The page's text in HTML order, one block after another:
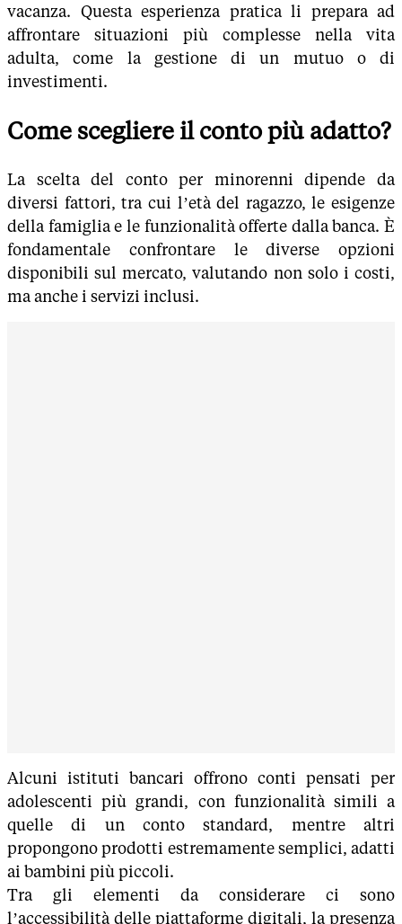
vacanza. Questa esperienza pratica li prepara ad
affrontare situazioni più complesse nella vita
adulta, come la gestione di un mutuo o di
investimenti.
Come scegliere il conto più adatto?
La scelta del conto per minorenni dipende da
diversi fattori, tra cui l’età del ragazzo, le esigenze
della famiglia e le funzionalità offerte dalla banca. È
fondamentale confrontare le diverse opzioni
disponibili sul mercato, valutando non solo i costi,
ma anche i servizi inclusi.
Alcuni istituti bancari offrono conti pensati per
adolescenti più grandi, con funzionalità simili a
quelle di un conto standard, mentre altri
propongono prodotti estremamente semplici, adatti
ai bambini più piccoli.
Tra gli elementi da considerare ci sono
l’accessibilità delle piattaforme digitali, la presenza